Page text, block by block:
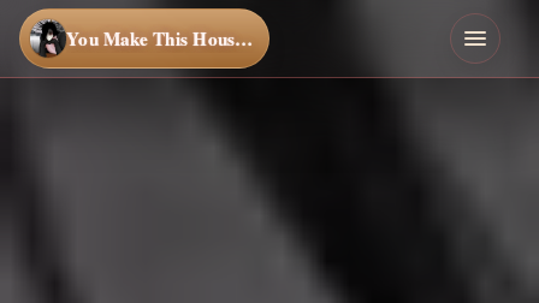
You Make This House a Home